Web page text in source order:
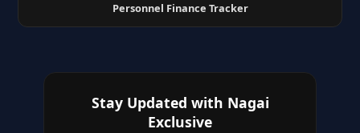
Personnel Finance Tracker
Stay Updated with Nagai
Exclusive